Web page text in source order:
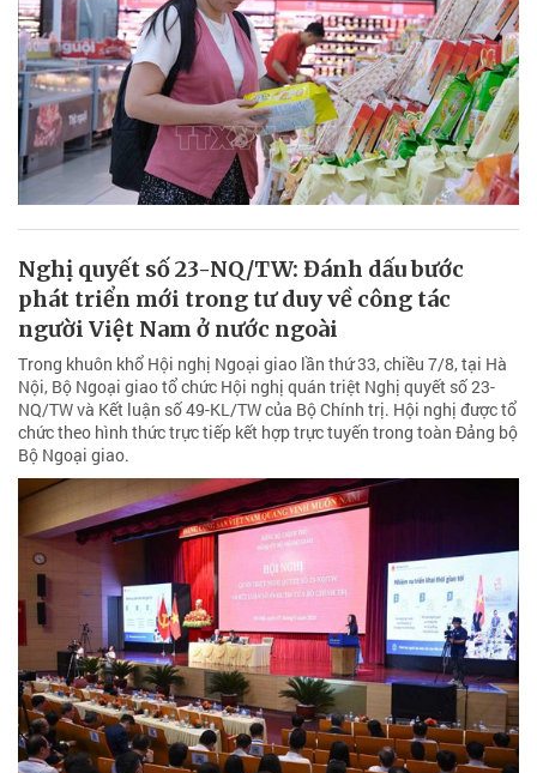
Nghị quyết số 23-NQ/TW: Đánh dấu bước
phát triển mới trong tư duy về công tác
người Việt Nam ở nước ngoài
Trong khuôn khổ Hội nghị Ngoại giao lần thứ 33, chiều 7/8, tại Hà
Nội, Bộ Ngoại giao tổ chức Hội nghị quán triệt Nghị quyết số 23-
NQ/TW và Kết luận số 49-KL/TW của Bộ Chính trị. Hội nghị được tổ
chức theo hình thức trực tiếp kết hợp trực tuyến trong toàn Đảng bộ
Bộ Ngoại giao.